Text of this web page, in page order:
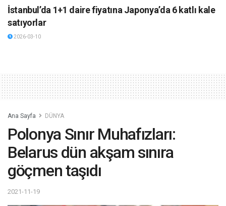
İstanbul’da 1+1 daire fiyatına Japonya’da 6 katlı kale
satıyorlar
2026-03-10
Ana Sayfa DÜNYA
Polonya Sınır Muhafızları:
Belarus dün akşam sınıra
göçmen taşıdı
2021-11-19